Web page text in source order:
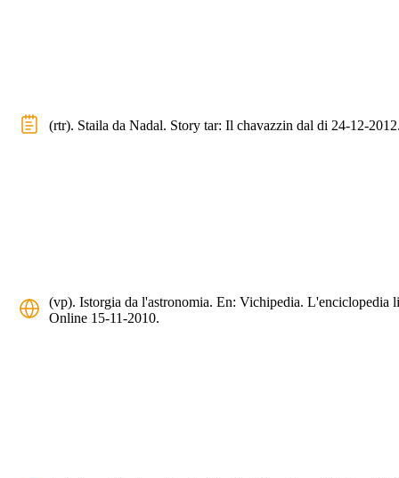
(rtr). Staila da Nadal. Story tar: Il chavazzin dal di 24-12-
(vp). Istorgia da l'astronomia. En: Vichipedia. L'enciclopedia
Online 15-11-2010.